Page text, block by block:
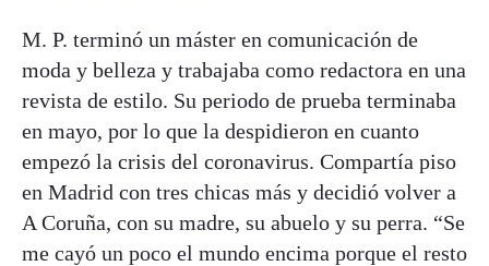
M. P. terminó un máster en comunicación de
moda y belleza y trabajaba como redactora en una
revista de estilo. Su periodo de prueba terminaba
en mayo, por lo que la despidieron en cuanto
empezó la crisis del coronavirus. Compartía piso
en Madrid con tres chicas más y decidió volver a
A Coruña, con su madre, su abuelo y su perra. “Se
me cayó un poco el mundo encima porque el resto